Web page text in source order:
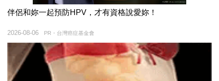
伴侶和妳一起預防HPV，才有資格說愛妳！
PR・台灣癌症基金會
2026-08-06